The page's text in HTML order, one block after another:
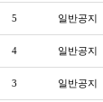
5 일반공지
4 일반공지
3 일반공지